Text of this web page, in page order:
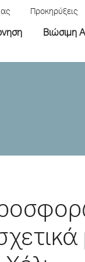
Προκηρύξεις
Βιώσιμη